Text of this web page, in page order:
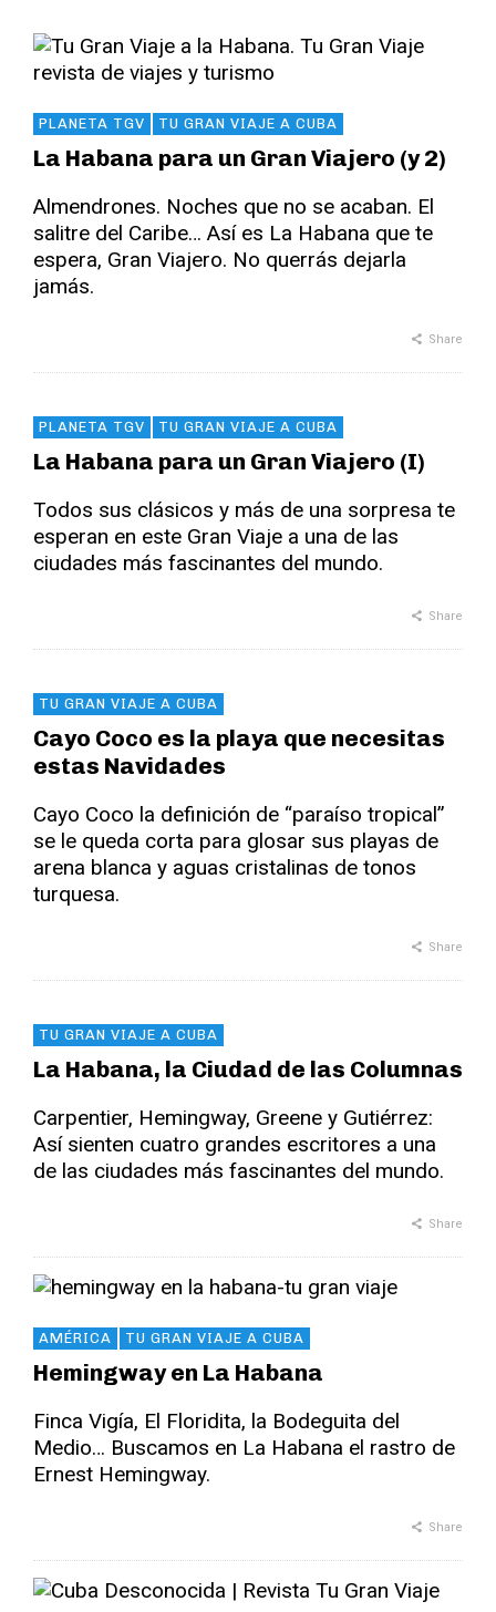
PLANETA TGV TU GRAN VIAJE A CUBA
La Habana para un Gran Viajero (y 2)
Almendrones. Noches que no se acaban. El
salitre del Caribe… Así es La Habana que te
espera, Gran Viajero. No querrás dejarla
jamás.
Share
PLANETA TGV TU GRAN VIAJE A CUBA
La Habana para un Gran Viajero (I)
Todos sus clásicos y más de una sorpresa te
esperan en este Gran Viaje a una de las
ciudades más fascinantes del mundo.
Share
TU GRAN VIAJE A CUBA
Cayo Coco es la playa que necesitas
estas Navidades
Cayo Coco la definición de “paraíso tropical”
se le queda corta para glosar sus playas de
arena blanca y aguas cristalinas de tonos
turquesa.
Share
TU GRAN VIAJE A CUBA
La Habana, la Ciudad de las Columnas
Carpentier, Hemingway, Greene y Gutiérrez:
Así sienten cuatro grandes escritores a una
de las ciudades más fascinantes del mundo.
Share
AMÉRICA TU GRAN VIAJE A CUBA
Hemingway en La Habana
Finca Vigía, El Floridita, la Bodeguita del
Medio… Buscamos en La Habana el rastro de
Ernest Hemingway.
Share